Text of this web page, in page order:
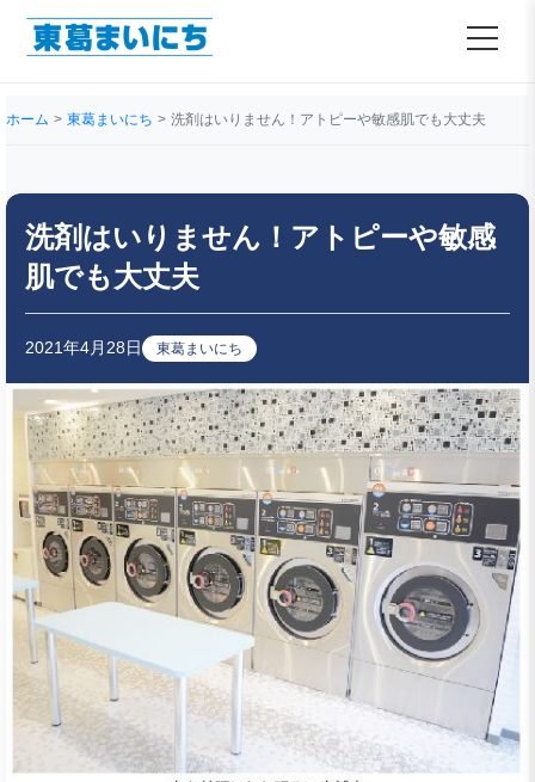
ホーム 東葛まいにち 洗剤はいりません！アトピーや敏感肌でも大丈夫
洗剤はいりません！アトピーや敏感
肌でも大丈夫
2021年4月28日 東葛まいにち